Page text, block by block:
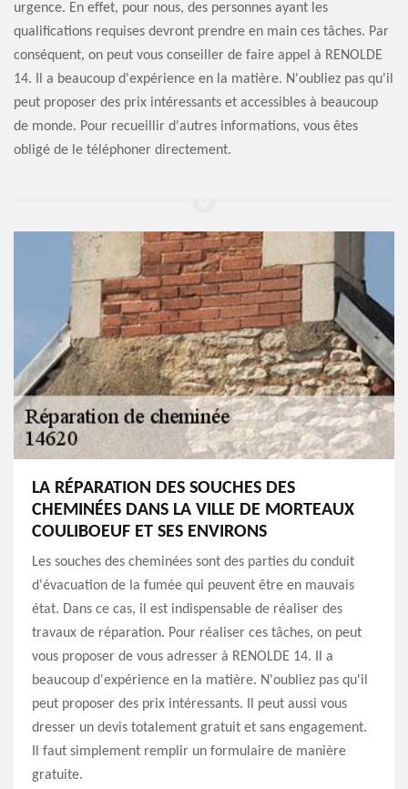
urgence. En effet, pour nous, des personnes ayant les
qualifications requises devront prendre en main ces tâches. Par
conséquent, on peut vous conseiller de faire appel à RENOLDE
14. Il a beaucoup d'expérience en la matière. N'oubliez pas qu'il
peut proposer des prix intéressants et accessibles à beaucoup
de monde. Pour recueillir d'autres informations, vous êtes
obligé de le téléphoner directement.
LA RÉPARATION DES SOUCHES DES
CHEMINÉES DANS LA VILLE DE MORTEAUX
COULIBOEUF ET SES ENVIRONS
Les souches des cheminées sont des parties du conduit
d'évacuation de la fumée qui peuvent être en mauvais
état. Dans ce cas, il est indispensable de réaliser des
travaux de réparation. Pour réaliser ces tâches, on peut
vous proposer de vous adresser à RENOLDE 14. Il a
beaucoup d'expérience en la matière. N'oubliez pas qu'il
peut proposer des prix intéressants. Il peut aussi vous
dresser un devis totalement gratuit et sans engagement.
Il faut simplement remplir un formulaire de manière
gratuite.